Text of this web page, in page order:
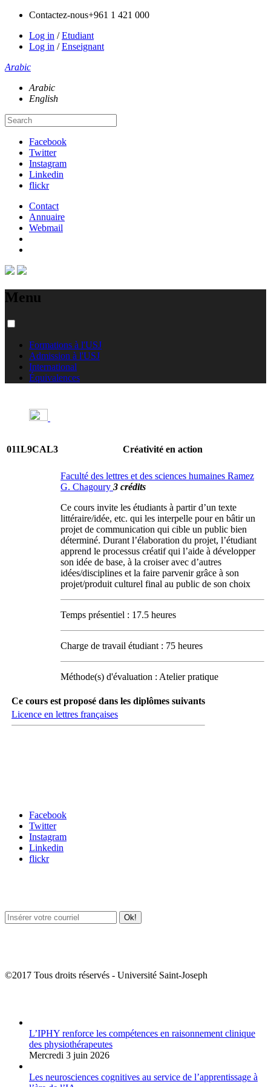
Contactez-nous+961 1 421 000
Log in /Etudiant
Log in /Enseignant
Arabic
Arabic
English
Facebook
Twitter
Instagram
Linkedin
flickr
Contact
Annuaire
Webmail
Menu
Formations à l'USJ
Admission à l'USJ
International
Équivalences
011L9CAL3 Créativité en action
Faculté des lettres et des sciences humaines Ramez
G. Chagoury 3 crédits
Ce cours invite les étudiants à partir d’un texte
littéraire/idée, etc. qui les interpelle pour en bâtir un
projet de communication qui cible un public bien
déterminé. Durant l’élaboration du projet, l’étudiant
apprend le processus créatif qui l’aide à développer
son idée de base, à la croiser avec d’autres
idées/disciplines et la faire parvenir grâce à son
projet/produit culturel final au public de son choix
Temps présentiel : 17.5 heures
Charge de travail étudiant : 75 heures
Méthode(s) d'évaluation : Atelier pratique
Ce cours est proposé dans les diplômes suivants
Licence en lettres françaises
Facebook
Twitter
Instagram
Linkedin
flickr
©2017 Tous droits réservés - Université Saint-Joseph
L’IPHY renforce les compétences en raisonnement clinique
des physiothérapeutes
Mercredi 3 juin 2026
Les neurosciences cognitives au service de l’apprentissage à